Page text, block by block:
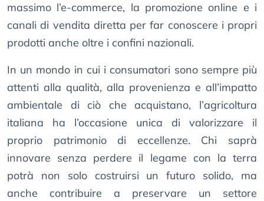
massimo l’e-commerce, la promozione online e i
canali di vendita diretta per far conoscere i propri
prodotti anche oltre i confini nazionali.
In un mondo in cui i consumatori sono sempre più
attenti alla qualità, alla provenienza e all’impatto
ambientale di ciò che acquistano, l’agricoltura
italiana ha l’occasione unica di valorizzare il
proprio patrimonio di eccellenze. Chi saprà
innovare senza perdere il legame con la terra
potrà non solo costruirsi un futuro solido, ma
anche contribuire a preservare un settore